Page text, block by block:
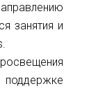
занятия и